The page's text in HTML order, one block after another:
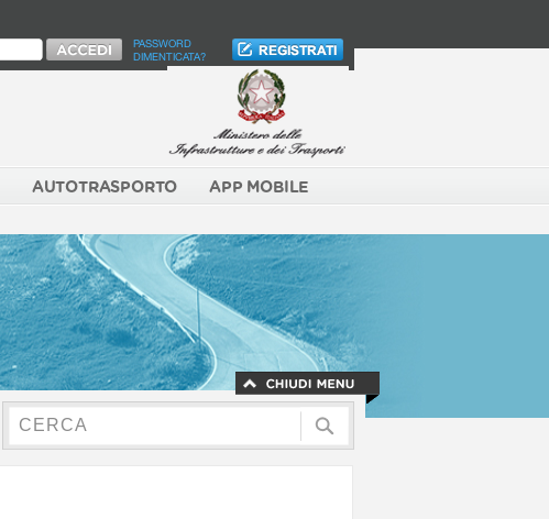
PASSWORD
DIMENTICATA?
AUTOTRASPORTO APP MOBILE